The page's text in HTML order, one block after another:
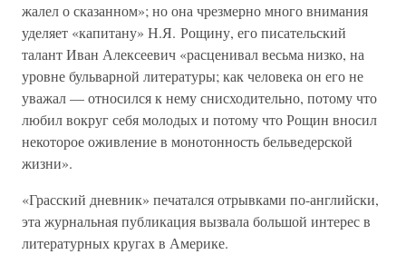
жалел о сказанном»; но она чрезмерно много внимания
уделяет «капитану» Н.Я. Рощину, его писательский
талант Иван Алексеевич «расценивал весьма низко, на
уровне бульварной литературы; как человека он его не
уважал — относился к нему снисходительно, потому что
любил вокруг себя молодых и потому что Рощин вносил
некоторое оживление в монотонность бельведерской
жизни».
«Грасский дневник» печатался отрывками по-английски,
эта журнальная публикация вызвала большой интерес в
литературных кругах в Америке.